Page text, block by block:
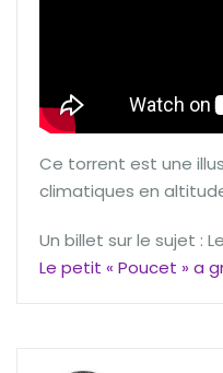
Ce torrent est une
climatiques en
Un billet sur le sujet :
Le petit « Poucet » a